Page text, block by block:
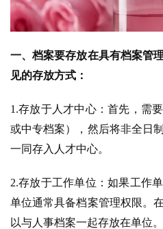
一、档案要存放在具有档案管
见的存放方式：
1.存放于人才中心：首先，需
或中专档案），然后将非全日
一同存入人才中心。
2.存放于工作单位：如果工作
单位通常具备档案管理权限。
以与人事档案一起存放在单位。